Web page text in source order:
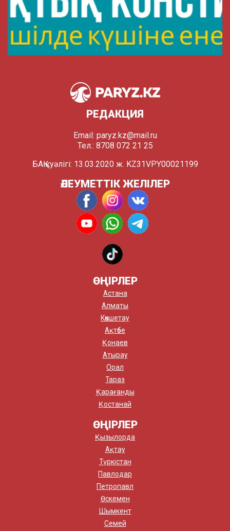
РЕДАКЦИЯ
Email: paryz.kz@mail.ru
Тел.: 8708 072 21 25
БАҚ куәлігі: 13.03.2020 ж. KZ31VPY00021199
ӘЛЕУМЕТТІК ЖЕЛІЛЕР
ӨҢІРЛЕР
Астана
Алматы
Көкшетау
Ақтөбе
Қонаев
Атырау
Орал
Тараз
Қарағанды
Қостанай
ӨҢІРЛЕР
Қызылорда
Ақтау
Түркістан
Павлодар
Петропавл
Өскемен
Шымкент
Семей